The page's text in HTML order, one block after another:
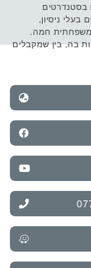
בסטנדרטים
בעלי ניסיון,
משפחתית חמה.
בה, בין שמקבלים